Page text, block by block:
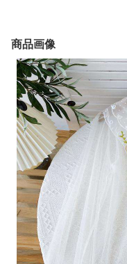
商品画像